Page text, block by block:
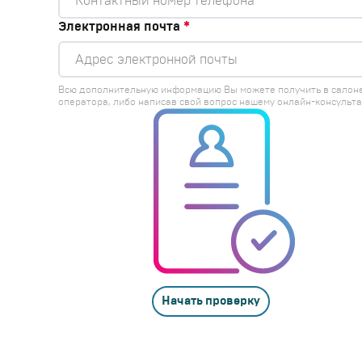
Электронная почта *
Всю дополнительную информацию Вы можете получить в
оператора, либо написав свой вопрос нашему онлайн-
Начать проверку